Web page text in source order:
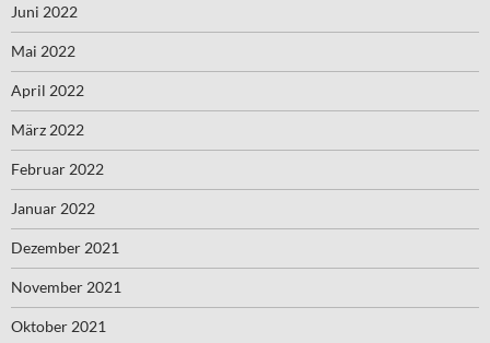
Juni 2022
Mai 2022
April 2022
März 2022
Februar 2022
Januar 2022
Dezember 2021
November 2021
Oktober 2021